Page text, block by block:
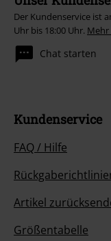
Der Kundenservice ist
Uhr bis 18:00 Uhr.Mehr
Kundenservice